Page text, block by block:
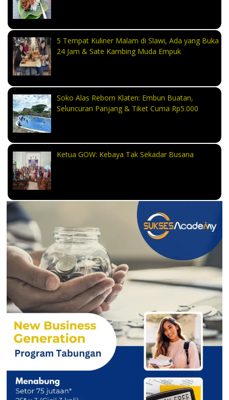
5 Tempat Kuliner Malam di Slawi, Ada yang Buka
24 Jam & Sate Kambing Muda Empuk
Soko Alas Reborn Klaten: Embun Buatan,
Seluncuran Panjang & Tiket Cuma Rp5.000
Ketua GOW: Kebaya Tak Sekadar Busana